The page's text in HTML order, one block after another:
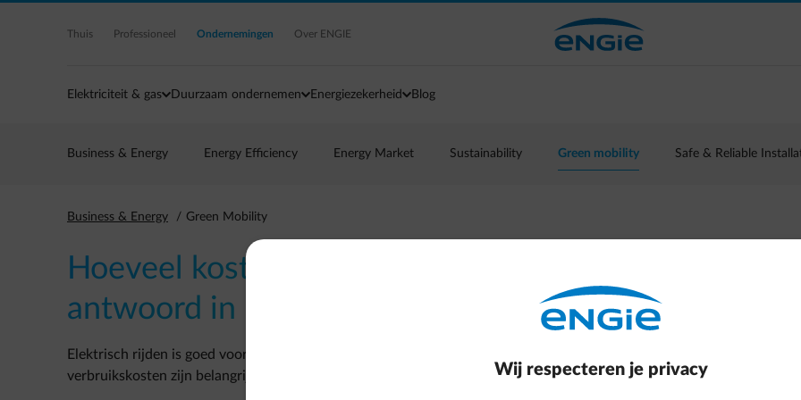
Ga naar de hoofdinhoud
Thuis Professioneel Ondernemingen Over ENGIE
Elektriciteit & gas Duurzaam ondernemen Energiezekerheid Blog
Business & Energy Energy Efficiency Energy Market Sustainability Green mobility Safe & Reliable
Business & Energy Green Mobility
Hoeveel kost elektrisch rijden? Het
antwoord in beeld.
Elektrisch rijden is goed voor het milieu en uw portemonnee: fiscale voordelen én lagere
verbruikskosten zijn belangrijke troeven.
Wij respecteren je privacy